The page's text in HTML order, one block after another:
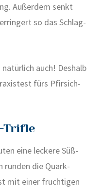
Außer­dem senkt
so das Schlag­
auch! Des­halb
fürs Pfir­sich-
Trifle
eine lecke­re Süß­
run­den die Quark­
mit einer fruch­ti­gen